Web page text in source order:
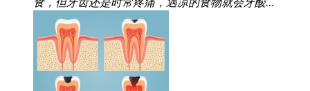
食，但牙齿还是时常疼痛，遇凉的食物就会牙酸...